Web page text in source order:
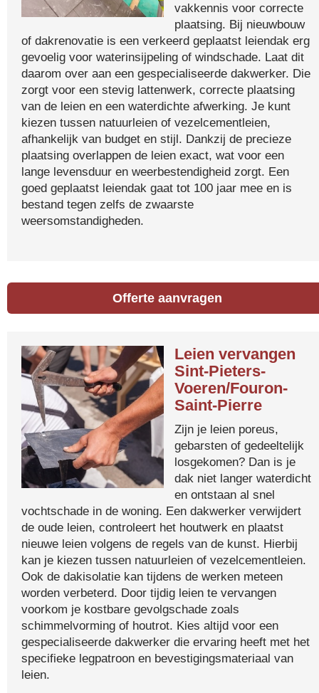
vakkennis voor correcte
plaatsing. Bij nieuwbouw
of dakrenovatie is een verkeerd geplaatst leiendak erg
gevoelig voor waterinsijpeling of windschade. Laat dit
daarom over aan een gespecialiseerde dakwerker. Die
zorgt voor een stevig lattenwerk, correcte plaatsing
van de leien en een waterdichte afwerking. Je kunt
kiezen tussen natuurleien of vezelcementleien,
afhankelijk van budget en stijl. Dankzij de precieze
plaatsing overlappen de leien exact, wat voor een
lange levensduur en weerbestendigheid zorgt. Een
goed geplaatst leiendak gaat tot 100 jaar mee en is
bestand tegen zelfs de zwaarste
weersomstandigheden.
Offerte aanvragen
Leien vervangen
Sint-Pieters-
Voeren/Fouron-
Saint-Pierre
Zijn je leien poreus,
gebarsten of gedeeltelijk
losgekomen? Dan is je
dak niet langer waterdicht
en ontstaan al snel
vochtschade in de woning. Een dakwerker verwijdert
de oude leien, controleert het houtwerk en plaatst
nieuwe leien volgens de regels van de kunst. Hierbij
kan je kiezen tussen natuurleien of vezelcementleien.
Ook de dakisolatie kan tijdens de werken meteen
worden verbeterd. Door tijdig leien te vervangen
voorkom je kostbare gevolgschade zoals
schimmelvorming of houtrot. Kies altijd voor een
gespecialiseerde dakwerker die ervaring heeft met het
specifieke legpatroon en bevestigingsmateriaal van
leien.